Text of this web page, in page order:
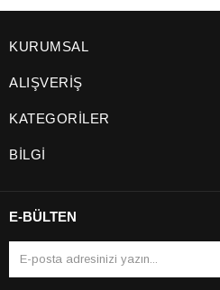
KURUMSAL
ALIŞVERİŞ
KATEGORİLER
BİLGİ
E-BÜLTEN